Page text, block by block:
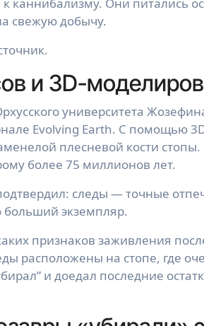
каннибализму. Они питались
свежую добычу.
и 3D-
университета
Evolving Earth. С помощью
плесневой кости
более 75 миллионов лет.
следы — точные
больший экземпляр.
признаков заживления
расположены на стопе, где
и доедал последние